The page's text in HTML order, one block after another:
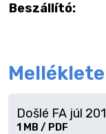
Beszállító:
Fájl
Došlé FA júl
1 MB / PDF